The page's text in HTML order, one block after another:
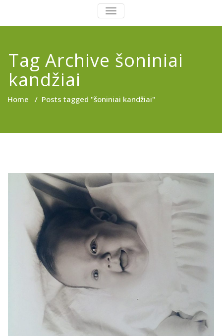
PERJUNGTI
NAVIGACIJĄ
Tag Archive šoniniai
kandžiai
Home / Posts tagged "šoniniai kandžiai"